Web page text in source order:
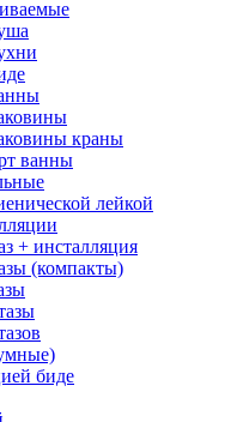
краны
ванны
лейкой
+ инсталляция
(компакты)
биде